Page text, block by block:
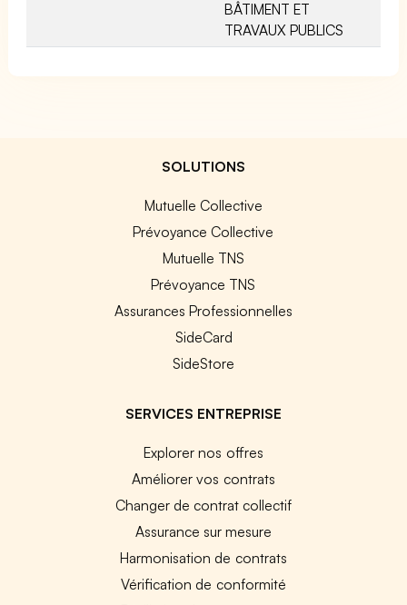
BÂTIMENT ET
TRAVAUX PUBLICS
SOLUTIONS
Mutuelle Collective
Prévoyance Collective
Mutuelle TNS
Prévoyance TNS
Assurances Professionnelles
SideCard
SideStore
SERVICES ENTREPRISE
Explorer nos offres
Améliorer vos contrats
Changer de contrat collectif
Assurance sur mesure
Harmonisation de contrats
Vérification de conformité